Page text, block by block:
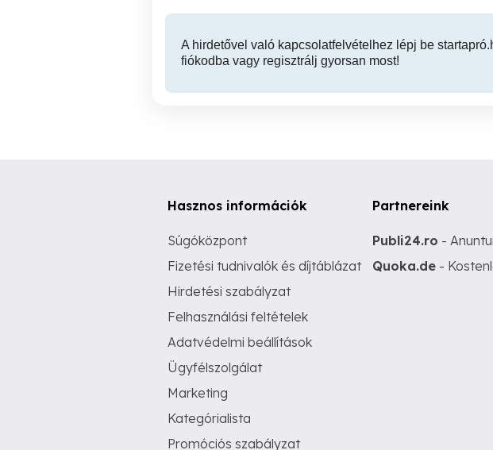
A hirdetővel való kapcsolatfelvételhez lépj be
fiókodba vagy regisztrálj gyorsan most!
Hasznos információk
Súgóközpont
Fizetési tudnivalók és díjtáblázat
Hirdetési szabályzat
Felhasználási feltételek
Adatvédelmi beállítások
Ügyfélszolgálat
Marketing
Kategórialista
Promóciós szabályzat
Partnereink
Publi24.ro -
Quoka.de -